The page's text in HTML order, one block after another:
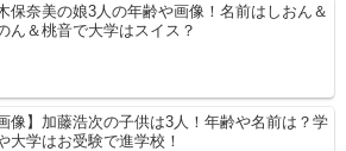
保奈美の娘3人の年齢や画像！名前はしおん＆
ん＆桃音で大学はスイス？
画像】加藤浩次の子供は3人！年齢や名前は？学
大学はお受験で進学校！